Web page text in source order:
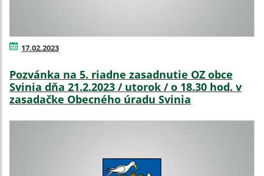
17.02.2023
Pozvánka na 5. riadne zasadnutie OZ obce
Svinia dňa 21.2.2023 / utorok / o 18.30 hod. v
zasadačke Obecného úradu Svinia